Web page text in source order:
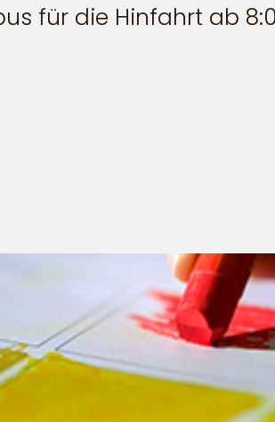
für die Hinfahrt ab